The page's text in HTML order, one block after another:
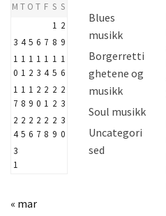
M T O T F S S
1 2
3 4 5 6 7 8 9
1
0
1
1
1
2
1
3
1
4
1
5
1
6
1
7
1
8
1
9
2
0
2
1
2
2
2
3
2
4
2
5
2
6
2
7
2
8
2
9
3
0
3
1
« mar
Blues
musikk
Borgerretti
ghetene og
musikk
Soul musikk
Uncategori
sed